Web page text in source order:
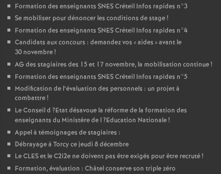
Formation des enseignants SNESCréteil Infos rapides n°3
Se mobiliser pour dénoncer les conditions de stage!
Formation des enseignants SNESCréteil Infos rapides n°4
Candidats aux concours : demandez vos «aides » avant le
30 novembre!
AG des stagiaires des 15 et 17 novembre, la mobilisation continue!
Formation des enseignants SNESCréteil Infos rapides n°5
Modification de l’évaluation des personnels : un projet à
combattre!
Le Conseil d ?Etat désavoue la réforme de la formation des
enseignants du Ministère de l?Education Nationale!
Appel à témoignages de stagiaires :
Débrayage à Torcy ce jeudi 8 décembre
LeCLESet le C2i2e ne doivent pas être exigés pour être recruté!
Formation, évaluation : Châtel conserve son triple zéro